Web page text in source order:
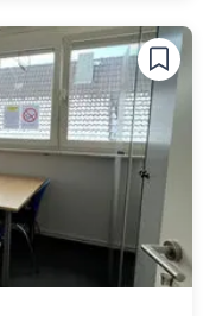
1 wechseln
2 wechseln
3 wechseln